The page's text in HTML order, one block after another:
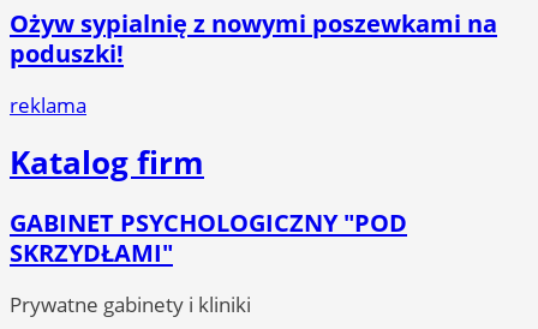
Ożyw sypialnię z nowymi poszewkami na
poduszki!
reklama
Katalog firm
GABINET PSYCHOLOGICZNY "POD
SKRZYDŁAMI"
Prywatne gabinety i kliniki